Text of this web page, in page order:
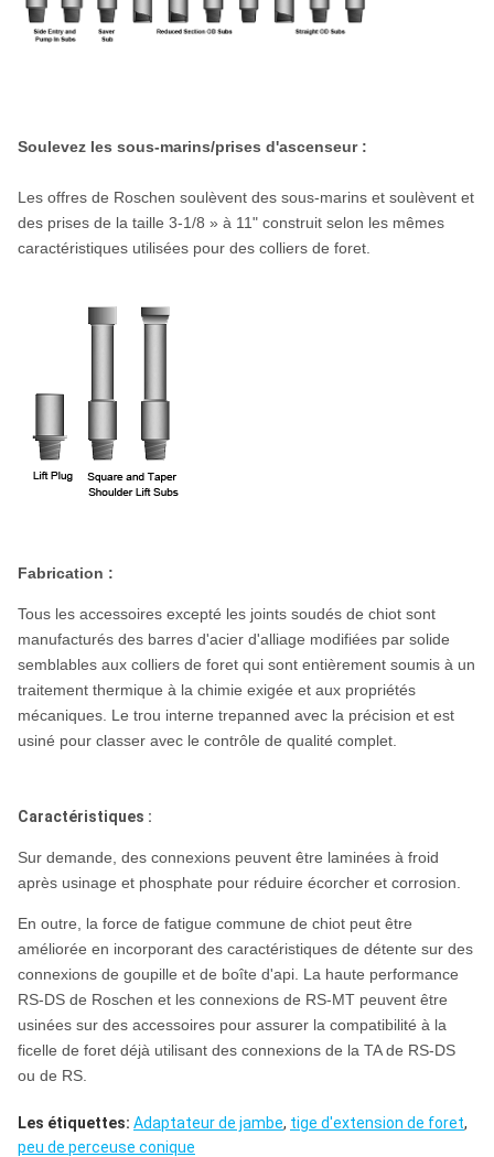
Soulevez les sous-marins/prises d'ascenseur :
Les offres de Roschen soulèvent des sous-marins et soulèvent et
des prises de la taille 3-1/8 » à 11" construit selon les mêmes
caractéristiques utilisées pour des colliers de foret.
Fabrication :
Tous les accessoires excepté les joints soudés de chiot sont
manufacturés des barres d'acier d'alliage modifiées par solide
semblables aux colliers de foret qui sont entièrement soumis à un
traitement thermique à la chimie exigée et aux propriétés
mécaniques. Le trou interne trepanned avec la précision et est
usiné pour classer avec le contrôle de qualité complet.
Caractéristiques :
Sur demande, des connexions peuvent être laminées à froid
après usinage et phosphate pour réduire écorcher et corrosion.
En outre, la force de fatigue commune de chiot peut être
améliorée en incorporant des caractéristiques de détente sur des
connexions de goupille et de boîte d'api. La haute performance
RS-DS de Roschen et les connexions de RS-MT peuvent être
usinées sur des accessoires pour assurer la compatibilité à la
ficelle de foret déjà utilisant des connexions de la TA de RS-DS
ou de RS.
Les étiquettes: Adaptateur de jambe, tige d'extension de foret,
peu de perceuse conique